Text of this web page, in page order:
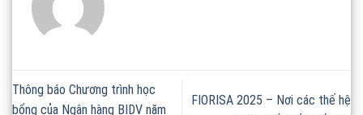
Thông báo Chương trình học
bổng của Ngân hàng BIDV năm
FIORISA 2025 – Nơi các thế hệ